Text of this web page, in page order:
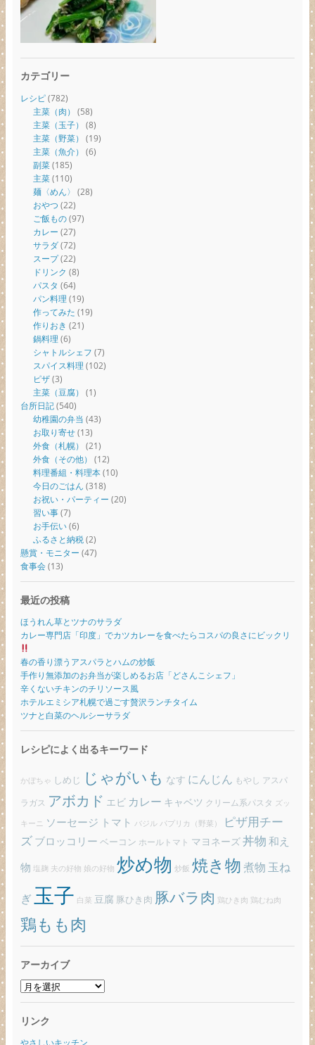
カテゴリー
レシピ(782)
主菜（肉） (58)
主菜（玉子） (8)
主菜（野菜） (19)
主菜（魚介） (6)
副菜(185)
主菜(110)
麺〈めん〉 (28)
おやつ (22)
ご飯もの(97)
カレー (27)
サラダ(72)
スープ(22)
ドリンク (8)
パスタ (64)
パン料理 (19)
作ってみた (19)
作りおき (21)
鍋料理 (6)
シャトルシェフ (7)
スパイス料理 (102)
ピザ(3)
主菜（豆腐） (1)
台所日記(540)
幼稚園の弁当 (43)
お取り寄せ(13)
外食（札幌） (21)
外食（その他） (12)
料理番組・料理本(10)
今日のごはん (318)
お祝い・パーティー (20)
習い事(7)
お手伝い(6)
ふるさと納税(2)
懸賞・モニター (47)
食事会(13)
最近の投稿
ほうれん草とツナのサラダ
カレー専門店「印度」でカツカレーを食べたらコスパの良さにビックリ
春の香り漂うアスパラとハムの炒飯
手作り無添加のお弁当が楽しめるお店「どさんこシェフ」
辛くないチキンのチリソース風
ホテルエミシア札幌で過ごす贅沢ランチタイム
ツナと白菜のヘルシーサラダ
レシピによく出るキーワード
かぼちゃ しめじ じゃがいも なす にんじん もやし アスパ
ラガス アボカド エビ カレー キャベツ クリーム系パスタ ズッ
キーニ ソーセージ トマト バジル パプリカ（野菜）
ピザ用チー
ズ ブロッコリー ベーコン ホールトマト マヨネーズ丼物 和え
物 塩麹 夫の好物 娘の好物 炒め物 炒飯 焼き物煮物 玉ね
ぎ 玉子 白菜 豆腐 豚ひき肉 豚バラ肉 鶏ひき肉 鶏むね肉
鶏もも肉
アーカイブ
ア
イ
ブ
リンク